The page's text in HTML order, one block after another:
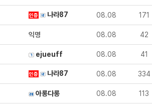
인증 나라87 08.08 171
익명 08.08 42
ejueuff 08.08 41
인증 나라87 08.08 334
아롱다롱 08.08 113